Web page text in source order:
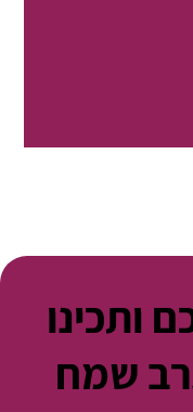
ותכינו
שמח